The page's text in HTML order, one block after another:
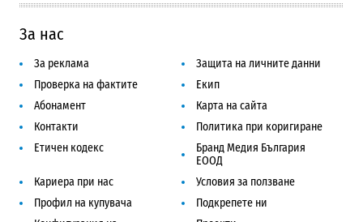
За нас
За реклама
Защита на личните данни
Проверка на фактите
Екип
Абонамент
Карта на сайта
Контакти
Политика при коригиране
Етичен кодекс
Бранд Медия България
ЕООД
Кариера при нас
Условия за ползване
Профил на купувача
Подкрепете ни